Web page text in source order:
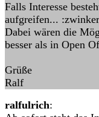
Falls Interesse
aufgreifen...
Dabei wären die
besser als in Open
Grüße
Ralf
ralfulrich: